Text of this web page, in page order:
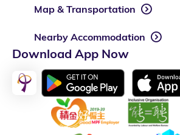
Map & Transportation
Nearby Accommodation
Download App Now